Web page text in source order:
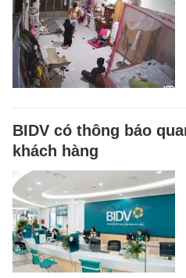
BIDV có thông báo
khách hàng